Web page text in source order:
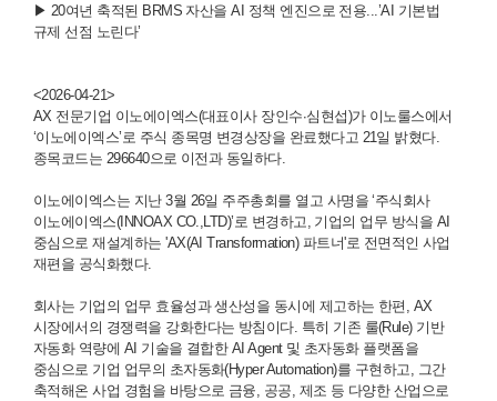
▶ 20여년 축적된 BRMS 자산을 AI 정책 엔진으로 전용...’AI 기본법
규제 선점 노린다’
<2026-04-21>
AX 전문기업 이노에이엑스(대표이사 장인수∙심현섭)가 이노룰스에서
‘이노에이엑스’로 주식 종목명 변경상장을 완료했다고 21일 밝혔다.
종목코드는 296640으로 이전과 동일하다.
이노에이엑스는 지난 3월 26일 주주총회를 열고 사명을 ‘주식회사
이노에이엑스(INNOAX CO.,LTD)’로 변경하고, 기업의 업무 방식을 AI
중심으로 재설계하는 'AX(AI Transformation) 파트너'로 전면적인 사업
재편을 공식화했다.
회사는 기업의 업무 효율성과 생산성을 동시에 제고하는 한편, AX
시장에서의 경쟁력을 강화한다는 방침이다. 특히 기존 룰(Rule) 기반
자동화 역량에 AI 기술을 결합한 AI Agent 및 초자동화 플랫폼을
중심으로 기업 업무의 초자동화(Hyper Automation)를 구현하고, 그간
축적해온 사업 경험을 바탕으로 금융, 공공, 제조 등 다양한 산업으로